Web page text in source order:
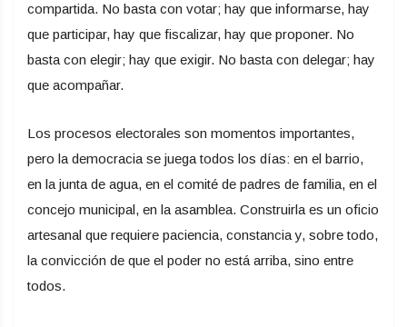
compartida. No basta con votar; hay que informarse, hay
que participar, hay que fiscalizar, hay que proponer. No
basta con elegir; hay que exigir. No basta con delegar; hay
que acompañar.
Los procesos electorales son momentos importantes,
pero la democracia se juega todos los días: en el barrio,
en la junta de agua, en el comité de padres de familia, en el
concejo municipal, en la asamblea. Construirla es un oficio
artesanal que requiere paciencia, constancia y, sobre todo,
la convicción de que el poder no está arriba, sino entre
todos.